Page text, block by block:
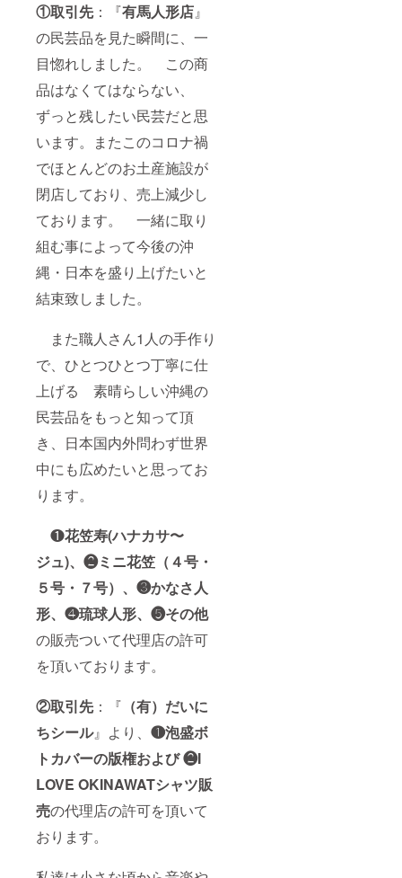
①取引先：『有馬人形店』
の民芸品を見た瞬間に、一
目惚れしました。 この商
品はなくてはならない、
ずっと残したい民芸だと思
います。またこのコロナ禍
でほとんどのお土産施設が
閉店しており、売上減少し
ております。 一緒に取り
組む事によって今後の沖
縄・日本を盛り上げたいと
結束致しました。
また職人さん1人の手作り
で、ひとつひとつ丁寧に仕
上げる 素晴らしい沖縄の
民芸品をもっと知って頂
き、日本国内外問わず世界
中にも広めたいと思ってお
ります。
❶花笠寿(ハナカサ〜
ジュ)、❷ミニ花笠（４号・
５号・７号）、❸かなさ人
形、❹琉球人形、❺その他
の販売ついて代理店の許可
を頂いております。
②取引先：『 （有）だいに
ちシール』より、 ❶泡盛ボ
トカバーの版権および ❷I
LOVE OKINAWATシャツ販
売の代理店の許可を頂いて
おります。